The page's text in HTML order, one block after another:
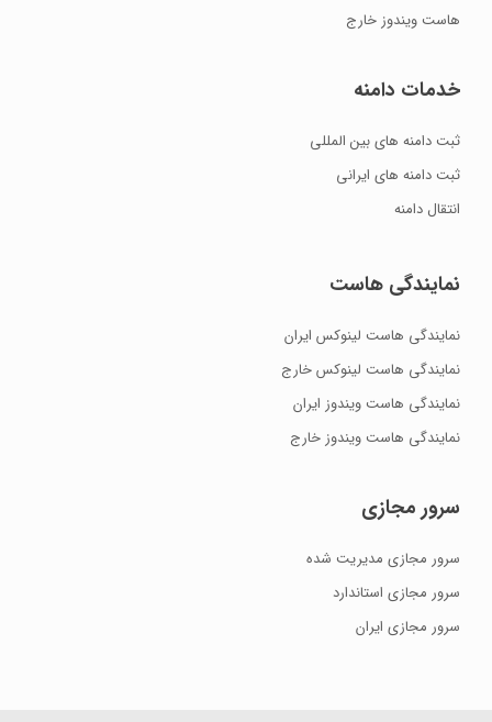
هاست ویندوز خارج
خدمات دامنه
ثبت دامنه های بین المللی
ثبت دامنه های ایرانی
انتقال دامنه
نمایندگی هاست
نمایندگی هاست لینوکس ایران
نمایندگی هاست لینوکس خارج
نمایندگی هاست ویندوز ایران
نمایندگی هاست ویندوز خارج
سرور مجازی
سرور مجازی مدیریت شده
سرور مجازی استاندارد
سرور مجازی ایران